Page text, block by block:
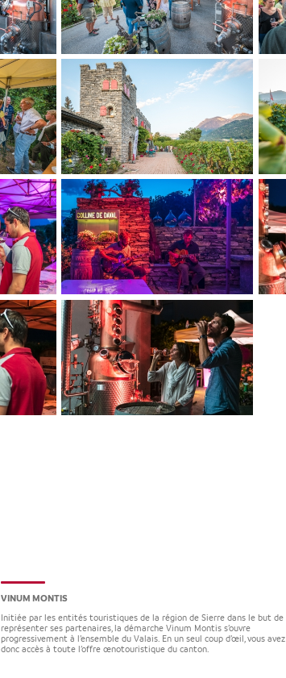
VINUM MONTIS
Initiée par les entités touristiques de la région de Sierre dans le but de
représenter ses partenaires, la démarche Vinum Montis s’ouvre
progressivement à l’ensemble du Valais. En un seul coup d’œil, vous avez
donc accès à toute l’offre œnotouristique du canton.